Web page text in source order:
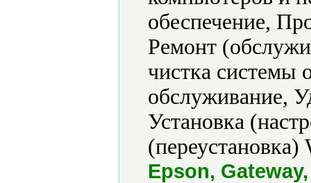
обеспечение,
Ремонт
чистка системы
обслуживание,
Установка
Epson,